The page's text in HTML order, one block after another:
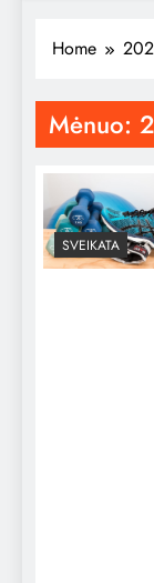
Home
Mėnuo:
SVEIKATA